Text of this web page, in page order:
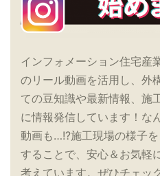
インフォメーション住宅産
のリール動画を活用し、外
ての豆知識や最新情報、施
に情報発信しています！な
動画も…!?施工現場の様子
することで、安心＆お気軽
考えています。ぜひチェッ